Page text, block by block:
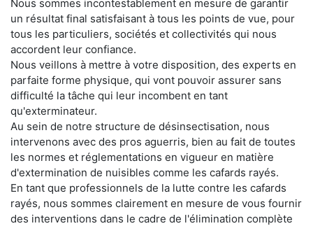
Nous sommes incontestablement en mesure de garantir
un résultat final satisfaisant à tous les points de vue, pour
tous les particuliers, sociétés et collectivités qui nous
accordent leur confiance.
Nous veillons à mettre à votre disposition, des experts en
parfaite forme physique, qui vont pouvoir assurer sans
difficulté la tâche qui leur incombent en tant
qu'exterminateur.
Au sein de notre structure de désinsectisation, nous
intervenons avec des pros aguerris, bien au fait de toutes
les normes et réglementations en vigueur en matière
d'extermination de nuisibles comme les cafards rayés.
En tant que professionnels de la lutte contre les cafards
rayés, nous sommes clairement en mesure de vous fournir
des interventions dans le cadre de l'élimination complète